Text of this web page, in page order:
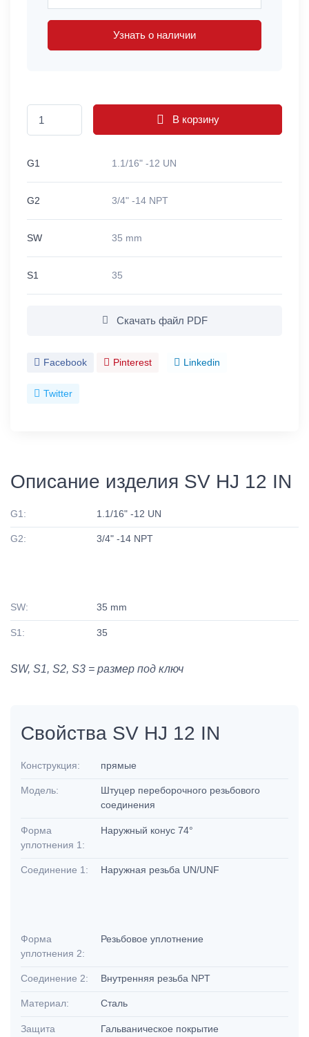
Узнать о наличии
В корзину
G1 1.1/16" -12 UN
G2 3/4" -14 NPT
SW 35 mm
S1 35
Скачать файл PDF
Facebook Pinterest Linkedin
Twitter
Описание изделия SV HJ 12 IN
G1: 1.1/16" -12 UN
G2: 3/4" -14 NPT
SW: 35 mm
S1: 35
SW, S1, S2, S3 = размер под ключ
Свойства SV HJ 12 IN
Конструкция: прямые
Модель:
Штуцер переборочного резьбового
соединения
Форма
уплотнения 1:
Наружный конус 74°
Соединение 1: Наружная резьба UN/UNF
Форма
уплотнения 2:
Резьбовое уплотнение
Соединение 2: Внутренняя резьба NPT
Материал: Сталь
Защита Гальваническое покрытие